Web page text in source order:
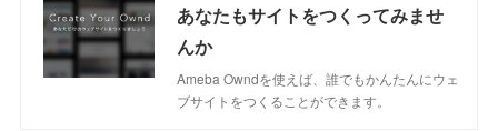
あなたもサイトをつくってみませ
んか
Ameba Owndを使えば、誰でもかんたんにウェ
ブサイトをつくることができます。